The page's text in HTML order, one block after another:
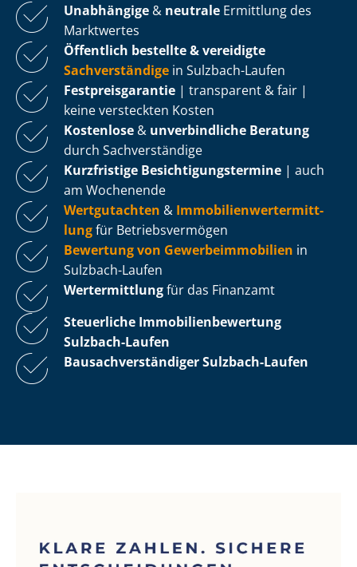
Unabhängige & neutrale Ermittlung des
Marktwertes
Öffentlich bestellte & vereidigte
Sachverständige in Sulzbach-Laufen
Fest­preis­ga­ran­tie | transparent & fair |
keine versteckten Kosten
Kostenlose & unverbindliche Beratung
durch Sachverständige
Kurzfristige Be­sich­ti­gungs­ter­mi­ne | auch
am Wochenende
Wertgutachten & Im­mo­bi­li­en­wert­ermitt­
lungfür Be­triebs­ver­mö­gen
Bewertung von Ge­wer­be­im­mo­bi­li­en in
Sulzbach-Laufen
Wertermittlungfür das Finanzamt
Steuerliche Im­mo­bi­li­en­be­wer­tung
Sulzbach-Laufen
Bau­sach­ver­stän­di­ger Sulzbach-Laufen